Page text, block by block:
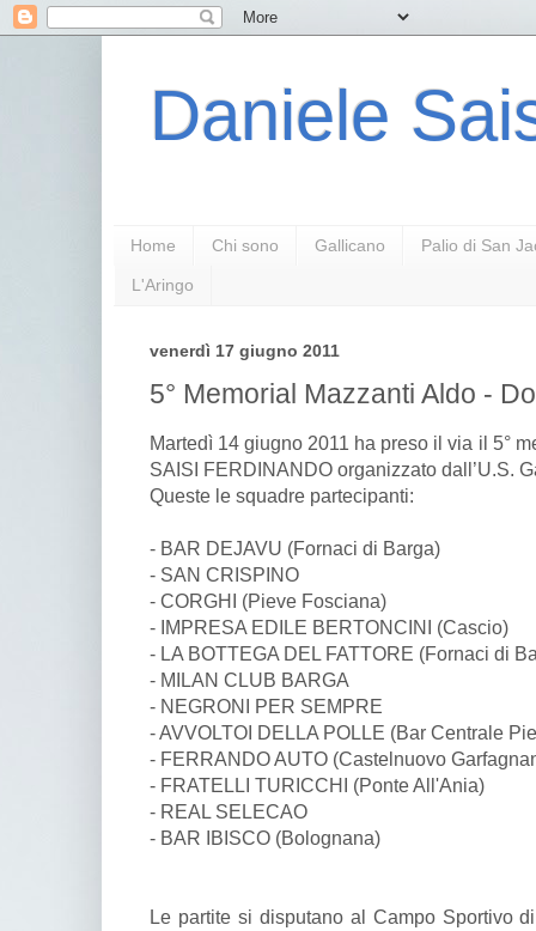
Daniele
Home Chi sono Gallicano Palio di San
L'Aringo
venerdì 17 giugno 2011
5° Memorial Mazzanti Aldo -
Martedì 14 giugno 2011 ha preso il via il 5°
SAISI FERDINANDO organizzato dall’U.S.
Queste le squadre partecipanti:
- BAR DEJAVU (Fornaci di Barga)
- SAN CRISPINO
- CORGHI (Pieve Fosciana)
- IMPRESA EDILE BERTONCINI (Cascio)
- LA BOTTEGA DEL FATTORE (Fornaci di
- MILAN CLUB BARGA
- NEGRONI PER SEMPRE
- AVVOLTOI DELLA POLLE (Bar Centrale
- FERRANDO AUTO (Castelnuovo
- FRATELLI TURICCHI (Ponte All'Ania)
- REAL SELECAO
- BAR IBISCO (Bolognana)
Le partite si disputano al Campo Sportivo